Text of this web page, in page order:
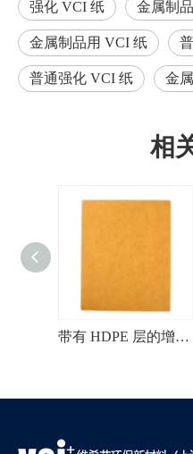
强化 VCI 纸 金属制
金属制品用 VCI 纸
普通强化 VCI 纸 金
相
带有 HDPE 层的增强型单面光面 VCI 纸